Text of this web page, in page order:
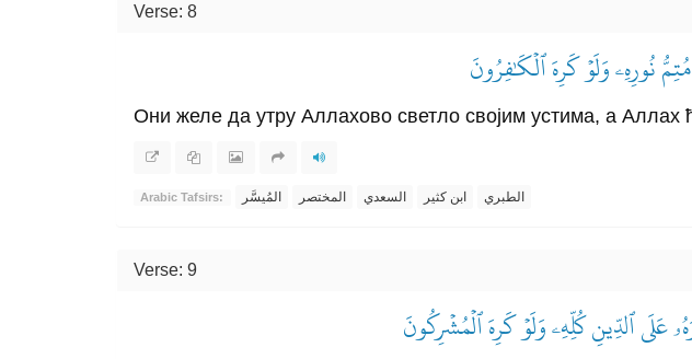
Verse: 8
نُورِهِۦ وَلَوۡ كَرِهَ ٱلۡكَٰفِرُونَ
Они желе да утру Аллахово светло својим устима, а Аллах
Arabic Tafsirs: المُيسَّر المختصر السعدي ابن كثير الطبري
Verse: 9
عَلَى ٱلدِّينِ كُلِّهِۦ وَلَوۡ كَرِهَ ٱلۡمُشۡرِكُونَ